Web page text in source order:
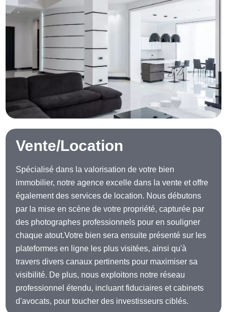
Vente/Location
Spécialisé dans la valorisation de votre bien
immobilier, notre agence excelle dans la vente et offre
également des services de location. Nous débutons
par la mise en scène de votre propriété, capturée par
des photographes professionnels pour en souligner
chaque atout.Votre bien sera ensuite présenté sur les
plateformes en ligne les plus visitées, ainsi qu'à
travers divers canaux pertinents pour maximiser sa
visibilité. De plus, nous exploitons notre réseau
professionnel étendu, incluant fiduciaires et cabinets
d'avocats, pour toucher des investisseurs ciblés.